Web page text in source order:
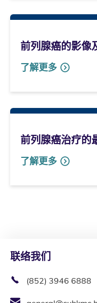
前列腺癌的影像
了解更多
前列腺癌治疗的
了解更多
联络我们
(852) 3946 6888